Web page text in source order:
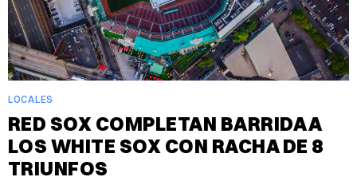
LOCALES
RED SOX COMPLETAN BARRIDA A
LOS WHITE SOX CON RACHA DE 8
TRIUNFOS